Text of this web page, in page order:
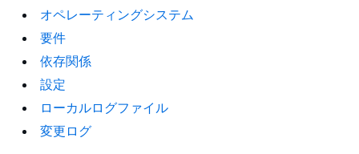
オペレーティングシステム
要件
依存関係
設定
ローカルログファイル
変更ログ